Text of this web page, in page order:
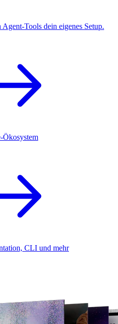
Agent-Tools dein eigenes Setup.
Ökosystem
CLI und mehr